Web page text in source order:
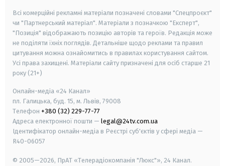
Всі комерційні рекламні матеріали позначені словами "Спецпроєкт"
чи "Партнерський матеріал". Матеріали з позначкою "Експерт",
"Позиція" відображають позицію авторів та героїв. Редакція може
не поділяти їхніх поглядів. Детальніше щодо реклами та правил
цитування можна ознайомитись в правилах користування сайтом.
Усі права захищені. Матеріали сайту призначені для осіб старше 21
року (21+)
Онлайн-медіа «24 Канал»
пл. Галицька, буд. 15, м. Львів, 79008
Телефон +380 (32) 229-77-77
Адреса електронної пошти — legal@24tv.com.ua
Ідентифікатор онлайн-медіа в Реєстрі суб'єктів у сфері медіа —
R40-06057
© 2005—2026, ПрАТ «Телерадіокомпанія "Люкс"», 24 Канал.